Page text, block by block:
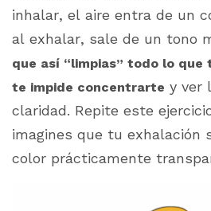
inhalar, el aire entra de un
al exhalar, sale de un tono
que así “limpias” todo lo que
te impide concentrarte y ver
claridad. Repite este
imagines que tu exhalación
color prácticamente